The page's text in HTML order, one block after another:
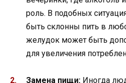
роль. В подобных
быть склонны пить в
желудок может быть
для увеличения
Замена пищи: Иногда